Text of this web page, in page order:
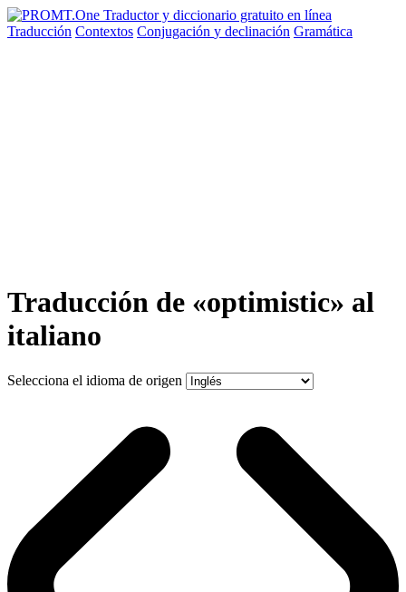
Traducción Contextos Conjugación y declinación Gramática
Traducción de «optimistic» al
italiano
Selecciona el idioma de origen